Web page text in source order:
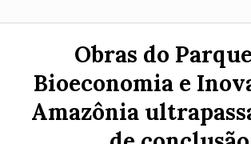
Obras do
Bioeconomia e
Amazônia